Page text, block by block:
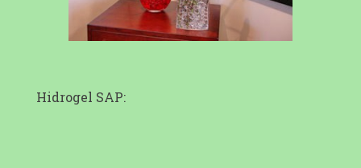
Hidrogel SAP: